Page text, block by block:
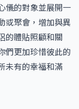
儀的對象並展開一
或聚會，增加與異
的體貼照顧和關
們更加珍惜彼此的
未有的幸福和滿